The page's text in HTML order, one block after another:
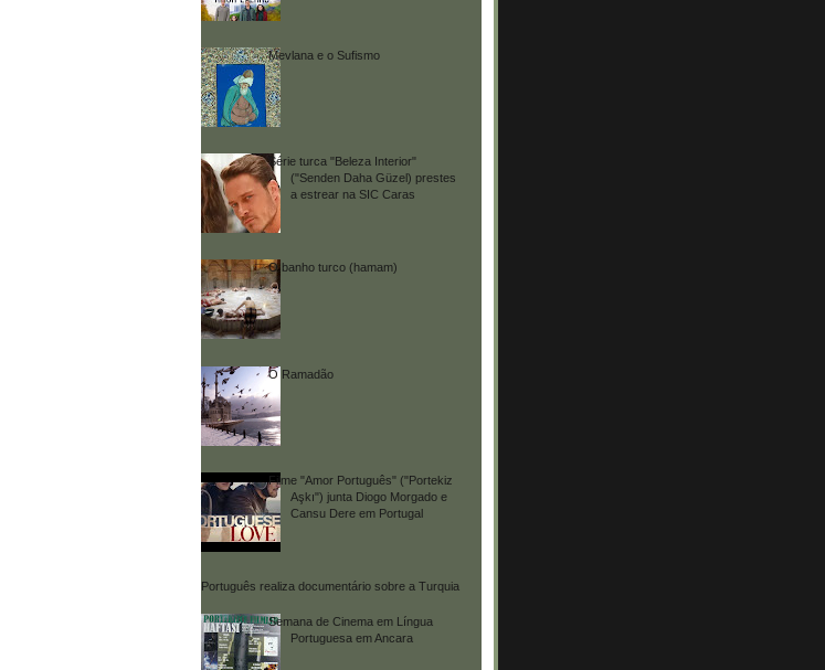
Mevlana e o Sufismo
Série turca "Beleza Interior"
("Senden Daha Güzel) prestes
a estrear na SIC Caras
O banho turco (hamam)
O Ramadão
Filme "Amor Português" ("Portekiz
Aşkı") junta Diogo Morgado e
Cansu Dere em Portugal
Português realiza documentário sobre a Turquia
Semana de Cinema em Língua
Portuguesa em Ancara